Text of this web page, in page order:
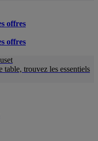
offres
offres
table, trouvez les essentiels